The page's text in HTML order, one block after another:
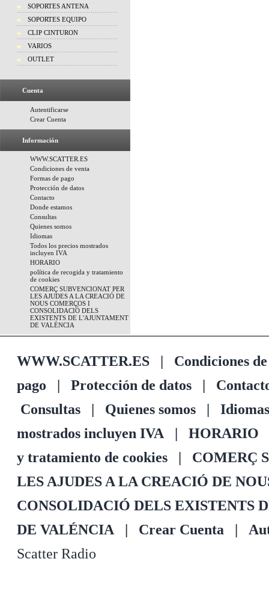
SOPORTES ANTENA
SOPORTES EQUIPO
CLIP CINTURON
VARIOS
OUTLET
Cuenta
Autentificarse
Crear Cuenta
Información
WWW.SCATTER.ES
Condiciones de venta
Formas de pago
Protección de datos
Contacto
Donde estamos
Consultas
Quienes somos
Idiomas
Todos los precios mostrados
incluyen IVA
HORARIO
política de recogida y tratamiento
de cookies
COMERÇ SUBVENCIONAT PER
LES AJUDES A LA CREACIÓ DE
NOUS COMERÇOS I
CONSOLIDACIÓ DELS
EXISTENTS DE L'AJUNTAMENT
DE VALÉNCIA
WWW.SCATTER.ES | Condiciones
pago | Protección de datos |
Consultas | Quienes somos | Idiomas
mostrados incluyen IVA | HORARIO
y tratamiento de cookies | COMERÇ
LES AJUDES A LA CREACIÓ DE
CONSOLIDACIÓ DELS EXISTENTS
DE VALÉNCIA | Crear Cuenta |
Scatter Radio